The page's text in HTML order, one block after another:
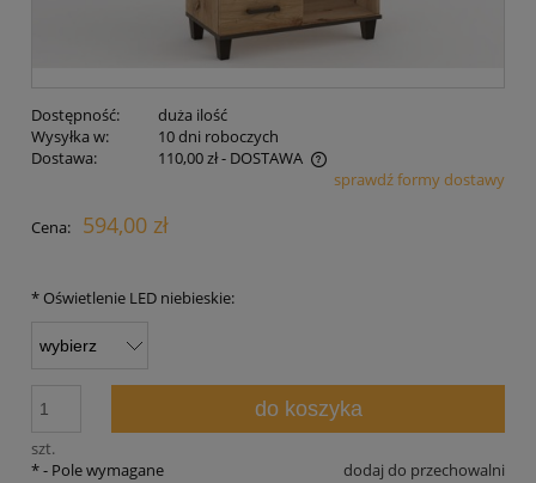
Dostępność:
duża ilość
Wysyłka w:
10 dni roboczych
Dostawa:
110,00 zł- DOSTAWA
Cena nie zawiera ewentualnych kosztów płatnościsprawdź formy dostawy
Cena: 594,00 zł
* Oświetlenie LED niebieskie:
szt.
do koszyka
dodaj do przechowalni
*- Pole wymagane